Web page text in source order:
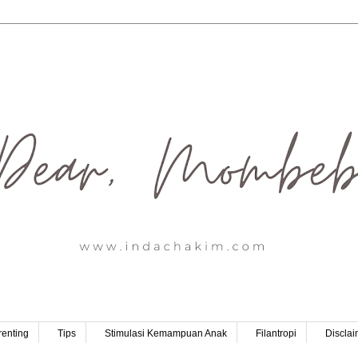
Tips Stimulasi Kemampuan Anak Filantropi